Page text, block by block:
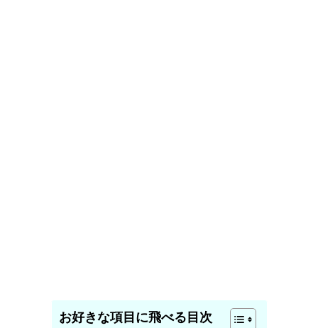
お好きな項目に飛べる目次